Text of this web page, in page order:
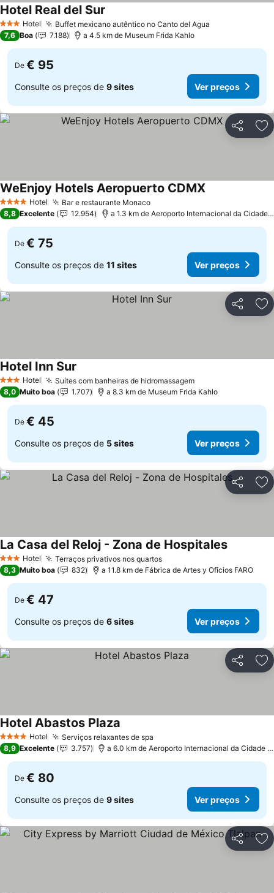
3 EstrelasHotel Buffet mexicano autêntico no Canto del Agua
Hotel Real del Sur
7,6 Boa 7.188 a 4.5 km de Museum Frida Kahlo
De € 95
Consulte os preços de 9 sites Ver preços
Partilhar
4 EstrelasHotel Bar e restaurante MonacoVer preços
WeEnjoy Hotels Aeropuerto CDMXVer preços
8,8 Excelente 12.954 a 1.3 km de Aeroporto Internacional da Cidade
De € 75
Consulte os preços de 11 sites Ver preços
Partilhar
3 EstrelasHotel Suítes com banheiras de hidromassagemVer preços
Hotel Inn Sur
8,0 Muito boa 1.707 a 8.3 km de Museum Frida Kahlo
De € 45
Consulte os preços de 5 sites Ver preços
Partilhar
3 EstrelasHotel Terraços privativos nos quartosVer preços
La Casa del Reloj - Zona de HospitalesVer
8,3 Muito boa 832 a 11.8 km de Fábrica de Artes y Oficios FARO
De € 47
Consulte os preços de 6 sites Ver preços
Partilhar
4 EstrelasHotel Serviços relaxantes de spa
Hotel Abastos Plaza
8,9 Excelente 3.757 a 6.0 km de Aeroporto Internacional da Cidade
De € 80
Consulte os preços de 9 sites Ver preços
Partilhar